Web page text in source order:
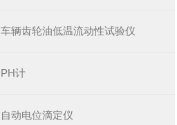
车辆齿轮油低温流动性试验仪
PH计
自动电位滴定仪